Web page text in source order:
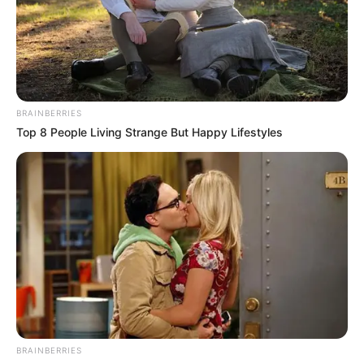
mostani döntéssel azonban lezárul egy közel egy
évtizedes időszak a TV2-nél, és új működési modell
lép életbe a hírszerkesztés területén.
BRAINBERRIES
Top 8 People Living Strange But Happy Lifestyles
BRAINBERRIES